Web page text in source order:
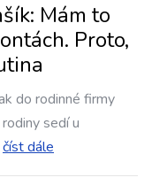
Mám to
Proto,
do rodinné firmy
sedí u
číst dále